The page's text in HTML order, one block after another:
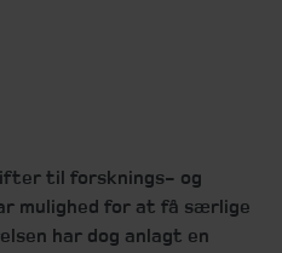
til forsknings- og
mulighed for at få særlige
har dog anlagt en